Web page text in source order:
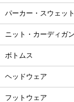
パーカー・スウェット
ニット・カーディガン
ボトムス
ヘッドウェア
フットウェア